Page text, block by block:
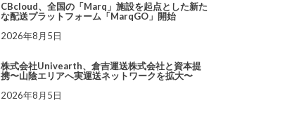
CBcloud、全国の「Marq」施設を起点とした新た
な配送プラットフォーム「MarqGO」開始
2026年8月5日
株式会社Univearth、倉吉運送株式会社と資本提
携〜山陰エリアへ実運送ネットワークを拡大〜
2026年8月5日